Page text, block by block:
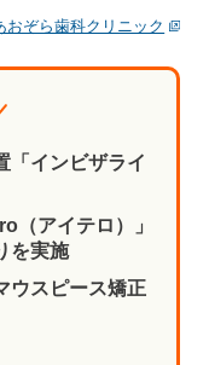
おぞら歯科クリニック
「インビザライ
（アイテロ）」
を実施
ウスピース矯正